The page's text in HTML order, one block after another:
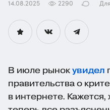
14.08.2025 2290
В июле рынок увидел
правительства о
в интернете.